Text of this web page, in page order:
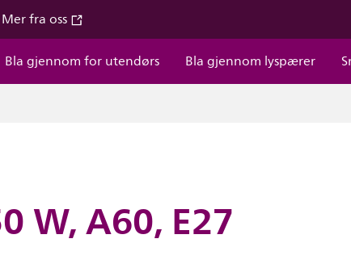
Mer fra oss
Bla gjennom for utendørs Bla gjennom lyspærer
W, A60, E27